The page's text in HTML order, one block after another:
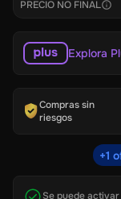
PRECIO NO FINAL
Explora
Compras sin
riesgos
+1
Se puede